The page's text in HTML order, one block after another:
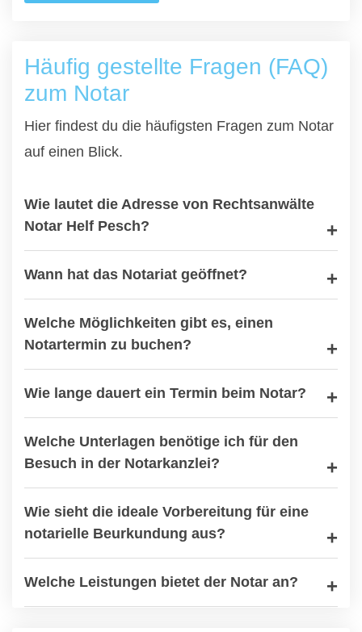
Häufig gestellte Fragen (FAQ)
zum Notar
Hier findest du die häufigsten Fragen zum Notar
auf einen Blick.
Wie lautet die Adresse von Rechtsanwälte
Notar Helf Pesch?
Wann hat das Notariat geöffnet?
Welche Möglichkeiten gibt es, einen
Notartermin zu buchen?
Wie lange dauert ein Termin beim Notar?
Welche Unterlagen benötige ich für den
Besuch in der Notarkanzlei?
Wie sieht die ideale Vorbereitung für eine
notarielle Beurkundung aus?
Welche Leistungen bietet der Notar an?